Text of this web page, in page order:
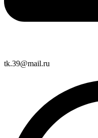
tk.39@mail.ru